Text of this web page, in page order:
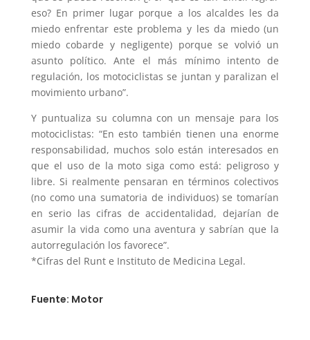
eso? En primer lugar porque a los alcaldes les da
miedo enfrentar este problema y les da miedo (un
miedo cobarde y negligente) porque se volvió un
asunto político. Ante el más mínimo intento de
regulación, los motociclistas se juntan y paralizan el
movimiento urbano”.
Y puntualiza su columna con un mensaje para los
motociclistas: “En esto también tienen una enorme
responsabilidad, muchos solo están interesados en
que el uso de la moto siga como está: peligroso y
libre. Si realmente pensaran en términos colectivos
(no como una sumatoria de individuos) se tomarían
en serio las cifras de accidentalidad, dejarían de
asumir la vida como una aventura y sabrían que la
autorregulación los favorece”.
*Cifras del Runt e Instituto de Medicina Legal.
Fuente: Motor